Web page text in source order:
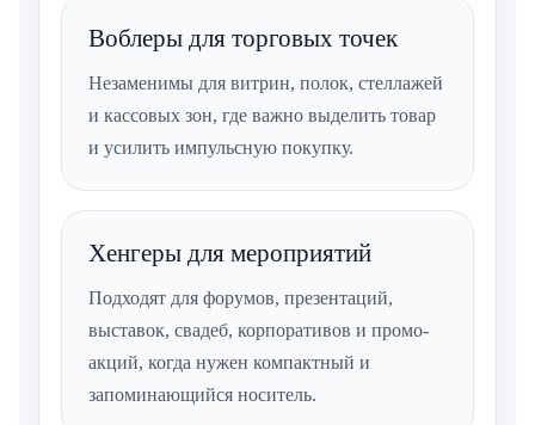
Воблеры для торговых точек
Незаменимы для витрин, полок, стеллажей
и кассовых зон, где важно выделить товар
и усилить импульсную покупку.
Хенгеры для мероприятий
Подходят для форумов, презентаций,
выставок, свадеб, корпоративов и промо-
акций, когда нужен компактный и
запоминающийся носитель.